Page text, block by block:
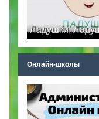
Онлайн-школы